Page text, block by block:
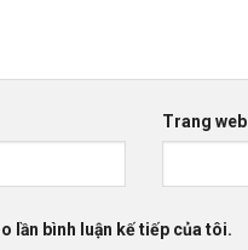
Trang web
lần bình luận kế tiếp của tôi.